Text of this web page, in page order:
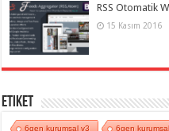
RSS Otomatik
15 Kasım 2016
Etiket
6gen kurumsal v3 6gen